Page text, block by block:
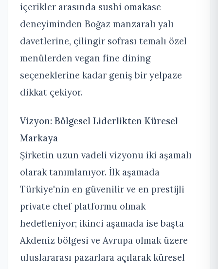
içerikler arasında sushi omakase
deneyiminden Boğaz manzaralı yalı
davetlerine, çilingir sofrası temalı özel
menülerden vegan fine dining
seçeneklerine kadar geniş bir yelpaze
dikkat çekiyor.
Vizyon: Bölgesel Liderlikten Küresel
Markaya
Şirketin uzun vadeli vizyonu iki aşamalı
olarak tanımlanıyor. İlk aşamada
Türkiye'nin en güvenilir ve en prestijli
private chef platformu olmak
hedefleniyor; ikinci aşamada ise başta
Akdeniz bölgesi ve Avrupa olmak üzere
uluslararası pazarlara açılarak küresel